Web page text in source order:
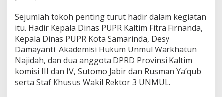
P
U
P
R
F
o
k
u
Sejumlah tokoh penting turut hadir dalam kegiatan
itu. Hadir Kepala Dinas PUPR Kaltim Fitra Firnanda,
Kepala Dinas PUPR Kota Samarinda, Desy
Damayanti, Akademisi Hukum Unmul Warkhatun
Najidah, dan dua anggota DPRD Provinsi Kaltim
komisi III dan IV, Sutomo Jabir dan Rusman Ya’qub
serta Staf Khusus Wakil Rektor 3 UNMUL.